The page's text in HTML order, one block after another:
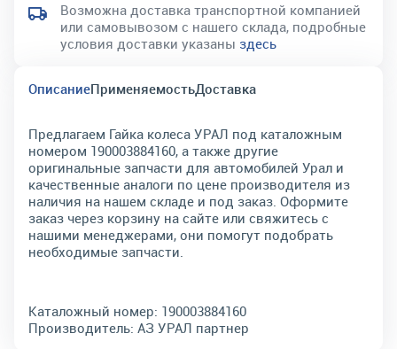
Возможна доставка транспортной компанией
или самовывозом с нашего склада, подробные
условия доставки указаны здесь
ОписаниеПрименяемостьДоставка
Предлагаем Гайка колеса УРАЛ под каталожным
номером 190003884160, а также другие
оригинальные запчасти для автомобилей Урал и
качественные аналоги по цене производителя из
наличия на нашем складе и под заказ. Оформите
заказ через корзину на сайте или свяжитесь с
нашими менеджерами, они помогут подобрать
необходимые запчасти.
Каталожный номер: 190003884160
Производитель: АЗ УРАЛ партнер